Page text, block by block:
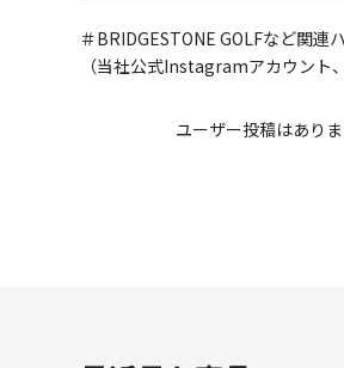
＃BRIDGESTONE GOLFなど関連
（当社公式Instagramアカウント
ユーザー投稿はあり